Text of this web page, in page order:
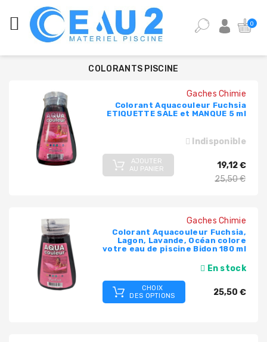
CATÉGORIES
ÉQUIPEMENT
PISCINE
PIÈCES
FILTRES,
SCELLER
PRODUITS
0
COLORANTS PISCINE
Gaches Chimie
Colorant Aquacouleur Fuchsia
ETIQUETTE SALE et MANQUE 5 ml
Indisponible
19,12 €Prix
de
25,50 €
AJOUTER
AU PANIER
Gaches Chimie
Colorant Aquacouleur Fuchsia,
Lagon, Lavande, Océan colore
votre eau de piscine Bidon 180 ml
En stock
25,50 €
CHOIX
DES OPTIONS